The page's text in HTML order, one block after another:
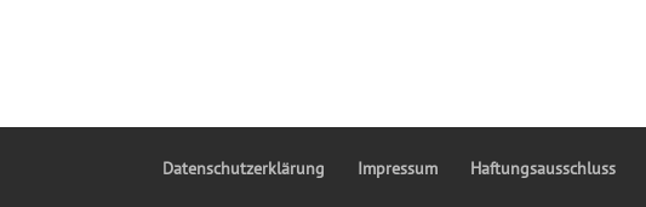
Datenschutzerklärung Impressum Haftungsausschluss